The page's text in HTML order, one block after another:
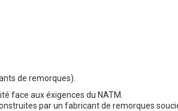
de remorques).
face aux éxigences du NATM.
par un fabricant de remorques